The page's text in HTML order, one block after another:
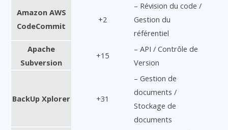
Amazon AWS
CodeCommit
+2
– Révision du code /
Gestion du
référentiel
Apache
Subversion
+15
– API / Contrôle de
Version
BackUp Xplorer +31
– Gestion de
documents /
Stockage de
documents